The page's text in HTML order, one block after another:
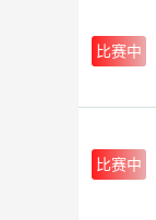
比赛中
比赛中